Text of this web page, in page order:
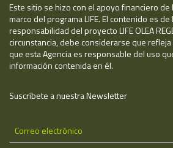
Este sitio se hizo con el apoyo financiero de
marco del programa LIFE. El contenido es de
responsabilidad del proyecto LIFE OLEA
circunstancia, debe considerarse que refleja
que esta Agencia es responsable del uso
información contenida en él.
Suscríbete a nuestra Newsletter